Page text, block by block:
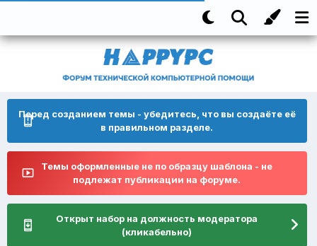
Перед созданием темы - убедитесь, что вы создаёте её
в правильном разделе.
Темы оформленные не по образцу шаблона - не
подлежат публикации на форуме.
Открыт набор на должность модератора
(кликабельно)